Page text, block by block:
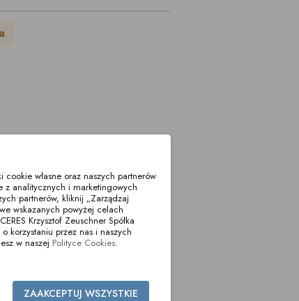
własne oraz naszych partnerów
analitycznych i marketingowych
partnerów, kliknij „Zarządzaj
wskazanych powyżej celach
Krzysztof Zeuschner Spółka
korzystaniu przez nas i naszych
w naszej Polityce Cookies.
ZAAKCEPTUJ WSZYSTKIE